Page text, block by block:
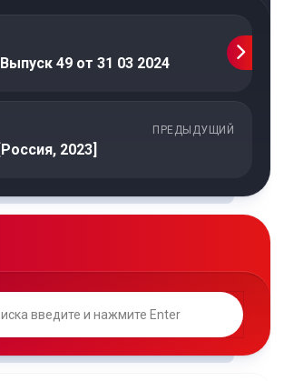
49 от 31 03 2024
ПРЕДЫДУЩИЙ
2023]